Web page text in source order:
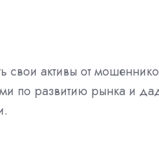
свои активы от
по развитию рынка и